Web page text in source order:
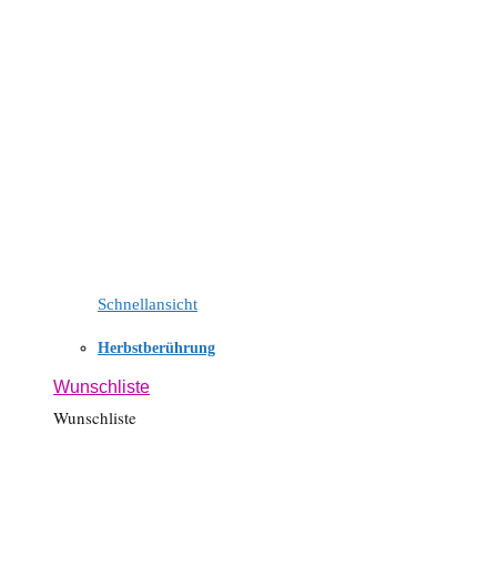
Schnellansicht
Herbstberührung
Wunschliste
Wunschliste